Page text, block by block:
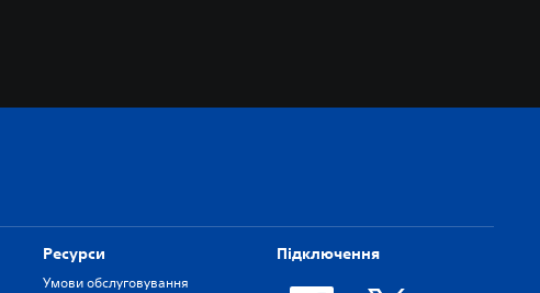
Ресурси
Умови обслуговування
Підключення